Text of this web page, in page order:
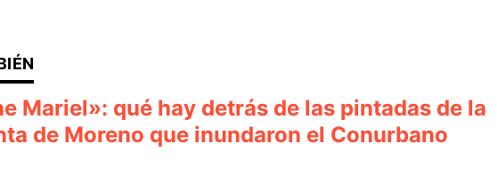
Mariel»: qué hay detrás de las pintadas de la
de Moreno que inundaron el Conurbano